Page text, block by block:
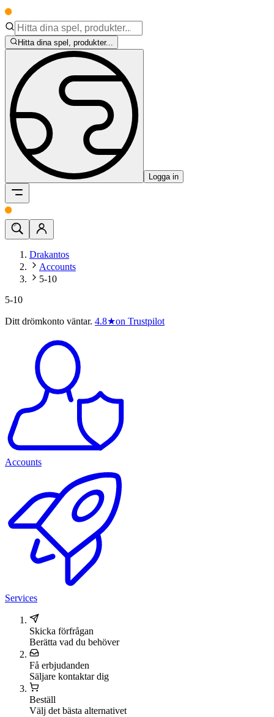
Hitta dina spel, produkter...
Logga in
Drakantos
Accounts
5-10
5-10
Ditt drömkonto väntar. 4.8★on Trustpilot
Accounts
Services
Skicka förfrågan
Berätta vad du behöver
Få erbjudanden
Säljare kontaktar dig
Beställ
Välj det bästa alternativet